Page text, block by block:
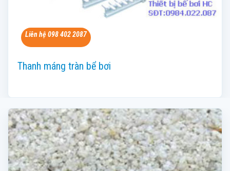
Liên hệ 098 402 2087
Thanh máng tràn bể bơi